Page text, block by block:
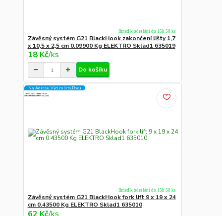
Závěsný systém G21 BlackHook zakončení lišty 1,7
x 10,5 x 2,5 cm 0.09900 Kg ELEKTRO Sklad1 635019
18 Kč/ks
Ihned k odeslání do 15h 50 ks
Do košíku
Na Adresu,Výd.místo,Boxu
Závěsný systém G21 BlackHook fork lift 9 x 19 x 24
cm 0.43500 Kg ELEKTRO Sklad1 635010
Ihned k odeslání do 15h 50 ks